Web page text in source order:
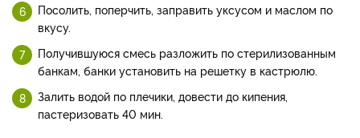
Посолить, поперчить, заправить уксусом и маслом по
вкусу.
Получившуюся смесь разложить по стерилизованным
банкам, банки установить на решетку в кастрюлю.
Залить водой по плечики, довести до кипения,
пастеризовать 40 мин.